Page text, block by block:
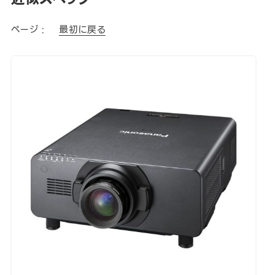
ページ : 最初に戻る